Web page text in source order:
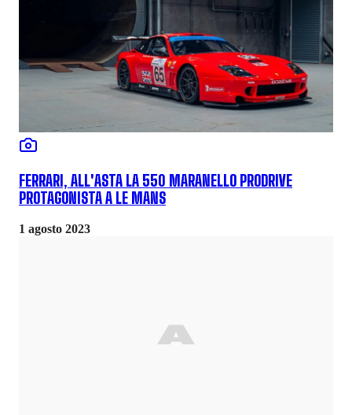
FERRARI, ALL'ASTA LA 550 MARANELLO PRODRIVE
PROTAGONISTA A LE MANS
1 agosto 2023